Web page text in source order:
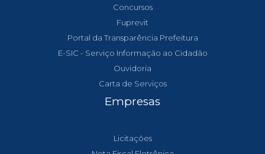
Concursos
Fuprevit
Portal da Transparência Prefeitura
E-SIC - Serviço Informação ao Cidadão
Ouvidoria
Carta de Serviços
Empresas
Licitações